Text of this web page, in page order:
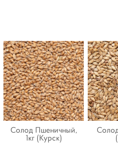
Солод Пшеничный,
1кг (Курск)